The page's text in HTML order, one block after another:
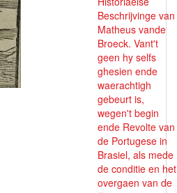
Beschrijvinge van
Matheus vande
Broeck. Vant't
geen hy selfs
ghesien ende
waerachtigh
gebeurt is,
wegen't begin
ende Revolte van
de Portugese in
Brasiel, als mede
de conditie en het
overgaen van de